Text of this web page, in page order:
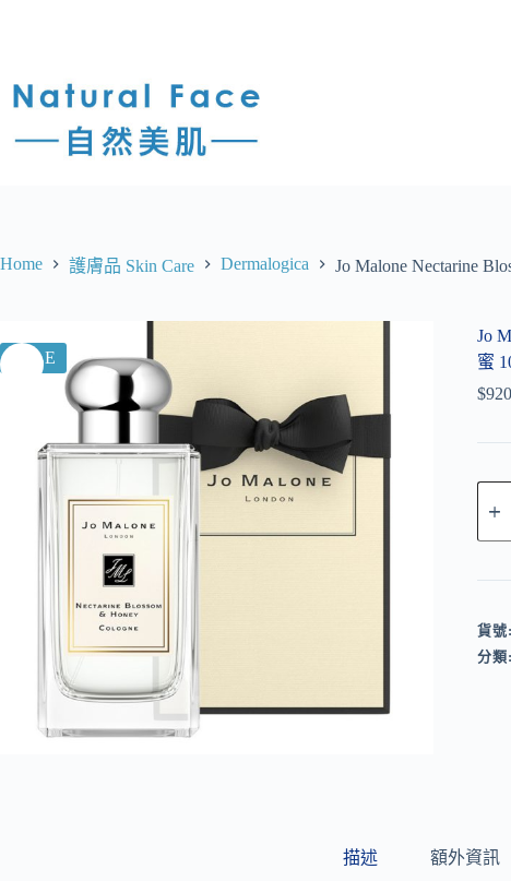
Home 護膚品 Skin Care Dermalogica Jo Malone Nectarine
SALE
Jo
蜜
$
r
n
a
貨號:
分類:
描述 額外資訊